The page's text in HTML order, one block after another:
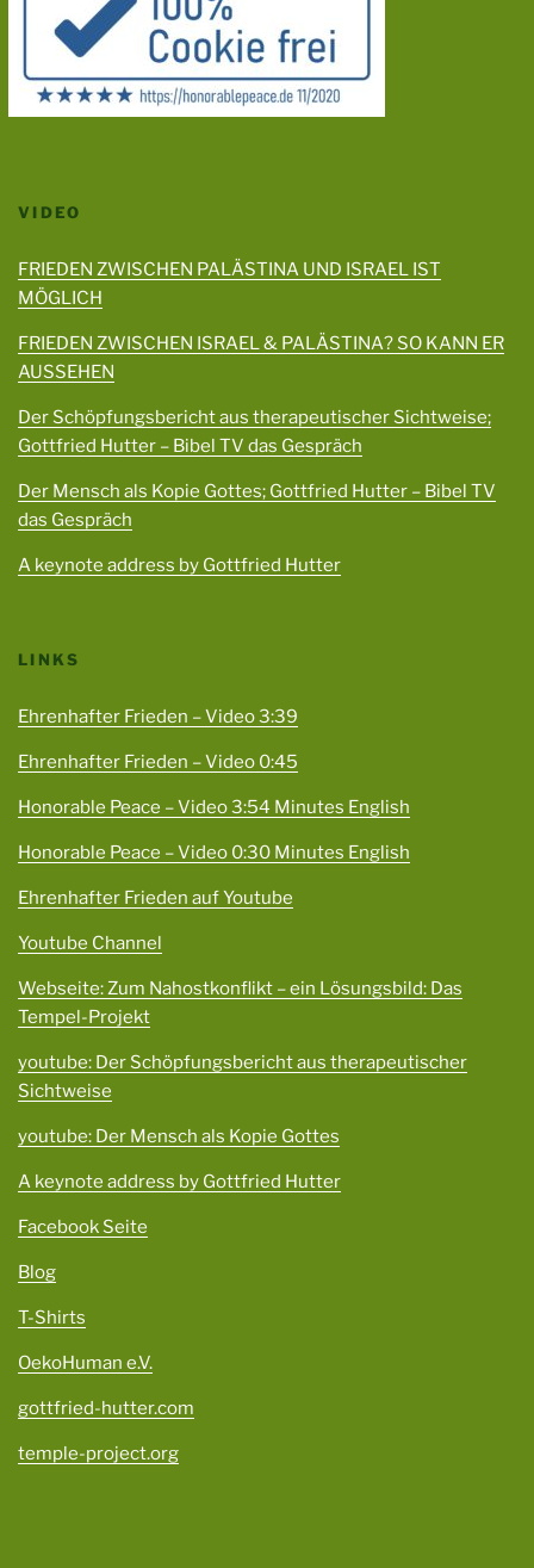
VIDEO
FRIEDEN ZWISCHEN PALÄSTINA UND ISRAEL IST
MÖGLICH
FRIEDEN ZWISCHEN ISRAEL & PALÄSTINA? SO KANN ER
AUSSEHEN
Der Schöpfungsbericht aus therapeutischer Sichtweise;
Gottfried Hutter – Bibel TV das Gespräch
Der Mensch als Kopie Gottes; Gottfried Hutter – Bibel TV
das Gespräch
A keynote address by Gottfried Hutter
LINKS
Ehrenhafter Frieden – Video 3:39
Ehrenhafter Frieden – Video 0:45
Honorable Peace – Video 3:54 Minutes English
Honorable Peace – Video 0:30 Minutes English
Ehrenhafter Frieden auf Youtube
Youtube Channel
Webseite: Zum Nahostkonflikt – ein Lösungsbild: Das
Tempel-Projekt
youtube: Der Schöpfungsbericht aus therapeutischer
Sichtweise
youtube: Der Mensch als Kopie Gottes
A keynote address by Gottfried Hutter
Facebook Seite
Blog
T-Shirts
OekoHuman e.V.
gottfried-hutter.com
temple-project.org